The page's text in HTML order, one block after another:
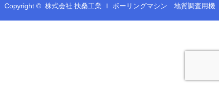
Copyright © 株式会社 扶桑工業 ｌ ボーリングマシン 地質調査用機